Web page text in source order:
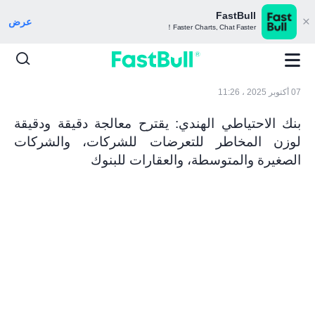
FastBull
Faster Charts, Chat Faster！ عرض
07 أكتوبر 2025 ، 11:26
بنك الاحتياطي الهندي: يقترح معالجة دقيقة ودقيقة
لوزن المخاطر للتعرضات للشركات، والشركات
الصغيرة والمتوسطة، والعقارات للبنوك